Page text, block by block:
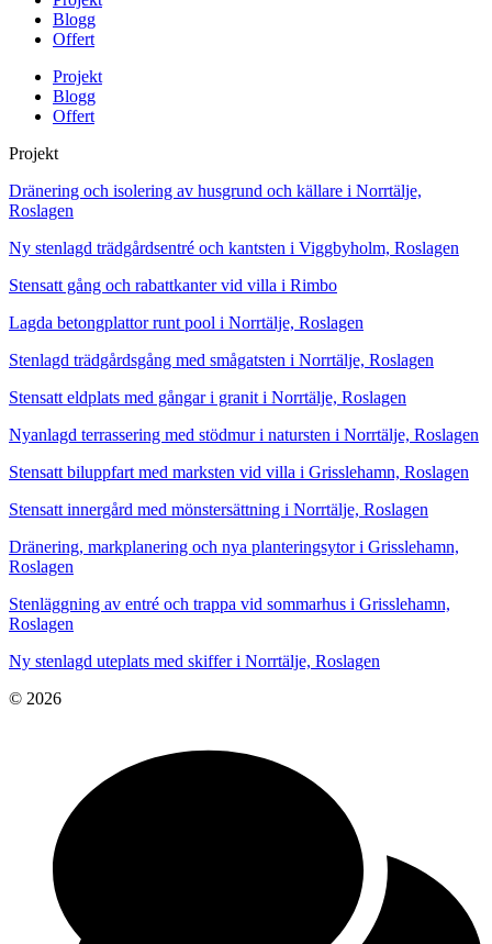
Blogg
Offert
Projekt
Blogg
Offert
Projekt
Dränering och isolering av husgrund och källare i Norrtälje,
Roslagen
Ny stenlagd trädgårdsentré och kantsten i Viggbyholm, Roslagen
Stensatt gång och rabattkanter vid villa i Rimbo
Lagda betongplattor runt pool i Norrtälje, Roslagen
Stenlagd trädgårdsgång med smågatsten i Norrtälje, Roslagen
Stensatt eldplats med gångar i granit i Norrtälje, Roslagen
Nyanlagd terrassering med stödmur i natursten i Norrtälje, Roslagen
Stensatt biluppfart med marksten vid villa i Grisslehamn, Roslagen
Stensatt innergård med mönstersättning i Norrtälje, Roslagen
Dränering, markplanering och nya planteringsytor i Grisslehamn,
Roslagen
Stenläggning av entré och trappa vid sommarhus i Grisslehamn,
Roslagen
Ny stenlagd uteplats med skiffer i Norrtälje, Roslagen
© 2026